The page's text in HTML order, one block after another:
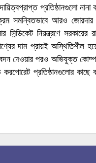
প্রতিষ্ঠানগুলো নানা
সমন্বিতভাবে আরও
নিয়ন্ত্রণে সরকারের
দাম প্রায়ই অস্থিতিশীল
দেওয়ার পরও অভিযুক্ত
প্রতিষ্ঠানগুলোর কাছে